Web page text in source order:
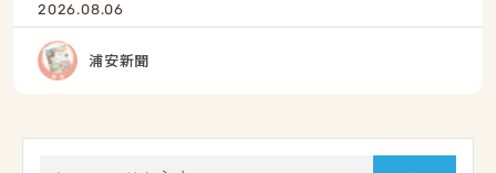
2026.08.06
浦安新聞